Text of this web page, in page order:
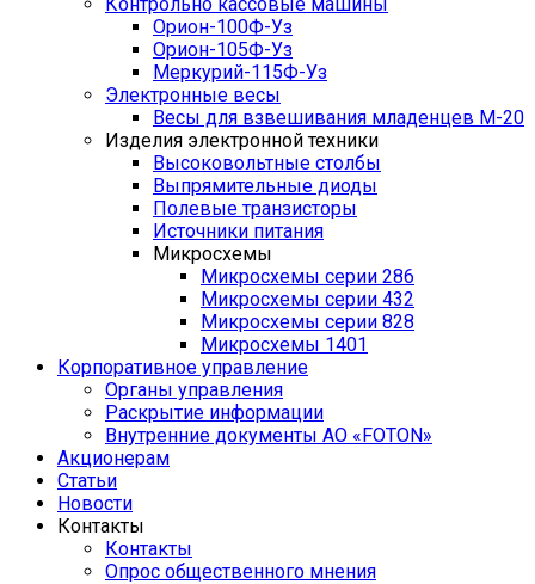
Орион-100Ф-Уз
Орион-105Ф-Уз
Меркурий-115Ф-Уз
Электронные весы
Весы для взвешивания младенцев М-20
Изделия электронной техники
Высоковольтные столбы
Выпрямительные диоды
Полевые транзисторы
Источники питания
Микросхемы
Микросхемы серии 286
Микросхемы серии 432
Микросхемы серии 828
Микросхемы 1401
Корпоративное управление
Органы управления
Раскрытие информации
Внутренние документы АО «FOTON»
Акционерам
Статьи
Новости
Контакты
Контакты
Опрос общественного мнения